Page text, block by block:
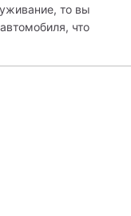
то вы
что